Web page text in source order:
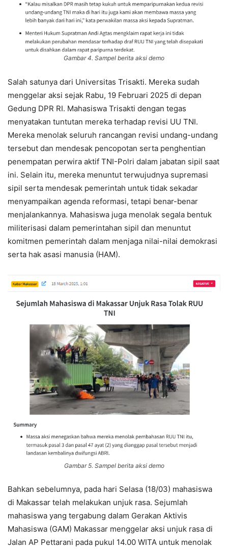
Gambar 4. Sampel berita aksi demo
Salah satunya dari Universitas Trisakti. Mereka sudah
menggelar aksi sejak Rabu, 19 Februari 2025 di depan
Gedung DPR RI. Mahasiswa Trisakti dengan tegas
menyatakan tuntutan mereka terhadap revisi UU TNI.
Mereka menolak seluruh rancangan revisi undang-undang
tersebut dan mendesak pencopotan serta penghentian
penempatan perwira aktif TNI-Polri dalam jabatan sipil saat
ini. Selain itu, mereka menuntut terwujudnya supremasi
sipil serta mendesak pemerintah untuk tidak sekadar
menyampaikan agenda reformasi, tetapi benar-benar
menjalankannya. Mahasiswa juga menolak segala bentuk
militerisasi dalam pemerintahan sipil dan menuntut
komitmen pemerintah dalam menjaga nilai-nilai demokrasi
serta hak asasi manusia (HAM).
Gambar 5. Sampel berita aksi demo
Bahkan sebelumnya, pada hari Selasa (18/03) mahasiswa
di Makassar telah melakukan unjuk rasa. Sejumlah
mahasiswa yang tergabung dalam Gerakan Aktivis
Mahasiswa (GAM) Makassar menggelar aksi unjuk rasa di
Jalan AP Pettarani pada pukul 14.00 WITA untuk menolak